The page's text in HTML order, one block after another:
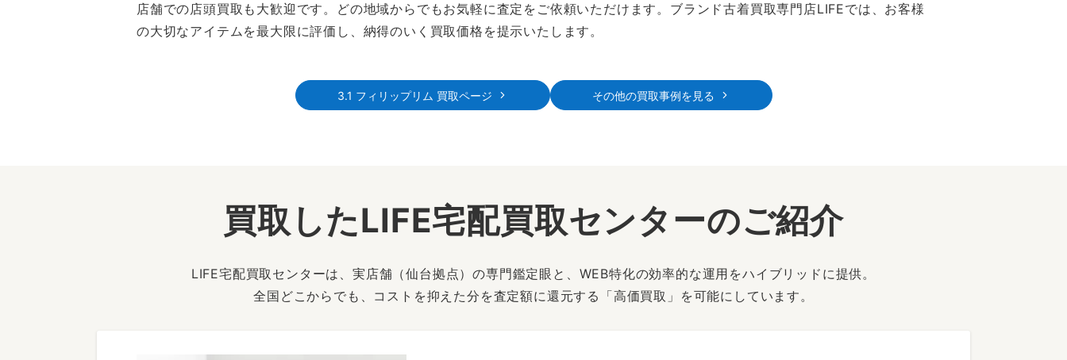
店舗での店頭買取も大歓迎です。どの地域からでもお気軽に査定をご依頼いただけます。ブランド古着買取専門店LIFEでは、お客様
の大切なアイテムを最大限に評価し、納得のいく買取価格を提示いたします。
3.1 フィリップリム 買取ページ その他の買取事例を見る
買取したLIFE宅配買取センターのご紹介
LIFE宅配買取センターは、実店舗（仙台拠点）の専門鑑定眼と、WEB特化の効率的な運用をハイブリッドに提供。
全国どこからでも、コストを抑えた分を査定額に還元する「高価買取」を可能にしています。